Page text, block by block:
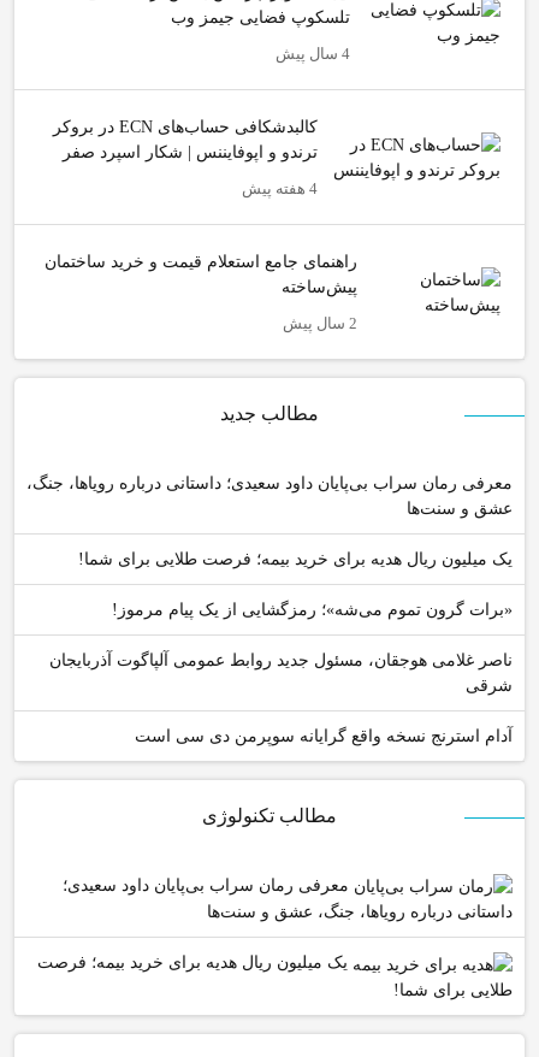
مطالب تکنولوژی
معرفی رمان سراب بی‌پایان داود سعیدی؛
داستانی درباره رویاها، جنگ، عشق و سنت‌ها
یک میلیون ریال هدیه برای خرید بیمه؛ فرصت
طلایی برای شما!
تلسکوپ فضایی جیمز وب
4 سال پیش
کالبدشکافی حساب‌های ECN در بروکر
ترندو و اپوفایننس | شکار اسپرد صفر
4 هفته پیش
راهنمای جامع استعلام قیمت و خرید ساختمان
پیش‌ساخته
2 سال پیش
مطالب جدید
معرفی رمان سراب بی‌پایان داود سعیدی؛ داستانی درباره رویاها، جنگ،
عشق و سنت‌ها
یک میلیون ریال هدیه برای خرید بیمه؛ فرصت طلایی برای شما!
«برات گرون تموم می‌شه»؛ رمزگشایی از یک پیام مرموز!
ناصر غلامی هوجقان، مسئول جدید روابط عمومی آلپاگوت آذربایجان
شرقی
آدام استرنج نسخه واقع گرایانه سوپرمن دی سی است